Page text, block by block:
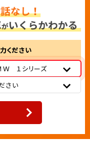
ください
Ｗ １シリーズ
さい